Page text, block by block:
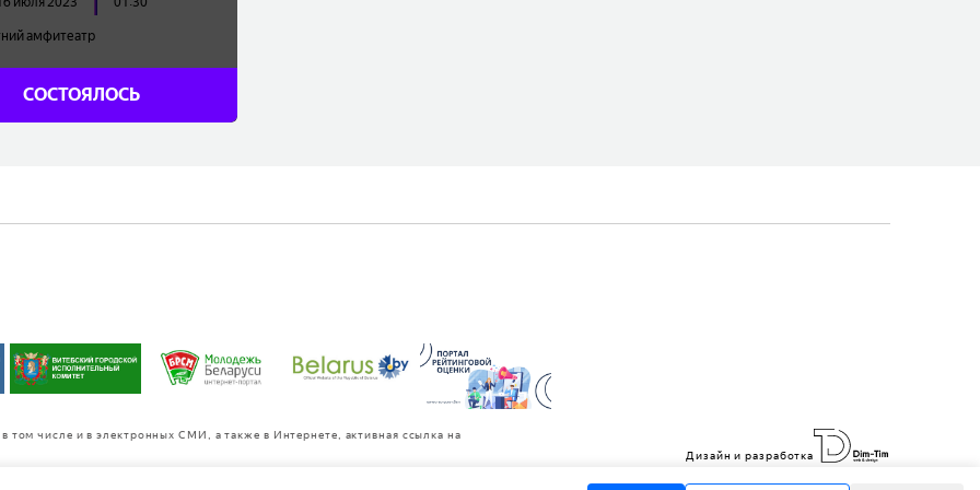
СОСТОЯЛОСЬ
амфитеатр
числе и в электронных СМИ, а также в Интернете, активная ссылка на
Дизайн и разработка